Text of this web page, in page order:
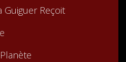
Guiguer Reçoit